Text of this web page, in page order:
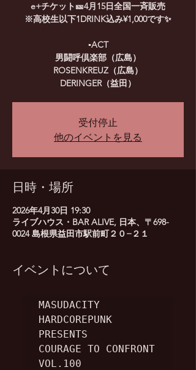
e+チケット🎫4月15日全国一斉販売
※高校生以下1DRINK込み¥1,000です✨
▪️ACT
男闘呼倶楽部（広島）
ROSENKREUZ（広島）
DERINGER（益田）
受付停止
他のイベントを見る
日時・場所
2026年4月30日 19:30
ライブハウス・BAR ALIVE, 日本、〒698-
0024 島根県益田市駅前町２０−２１
イベントについて
MASUDACITY
HARDCOREPUNK
PRESENTS
COURAGE TO CONFRONT
VOL.100